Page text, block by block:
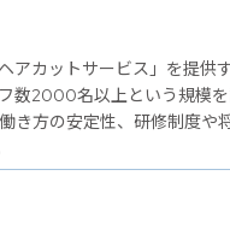
アカットサービス」を提供
数2000名以上という規模
き方の安定性、研修制度や